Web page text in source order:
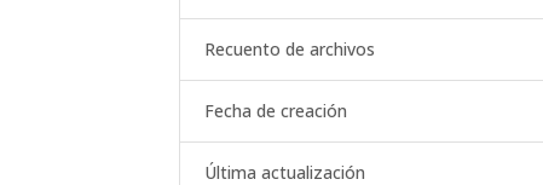
Recuento de archivos
Fecha de creación
Última actualización